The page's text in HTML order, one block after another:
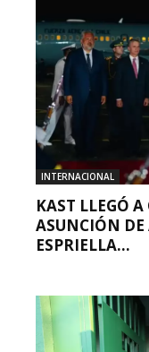
INTERNACIONAL
KAST LLEGÓ
ASUNCIÓN DE
ESPRIELLA...